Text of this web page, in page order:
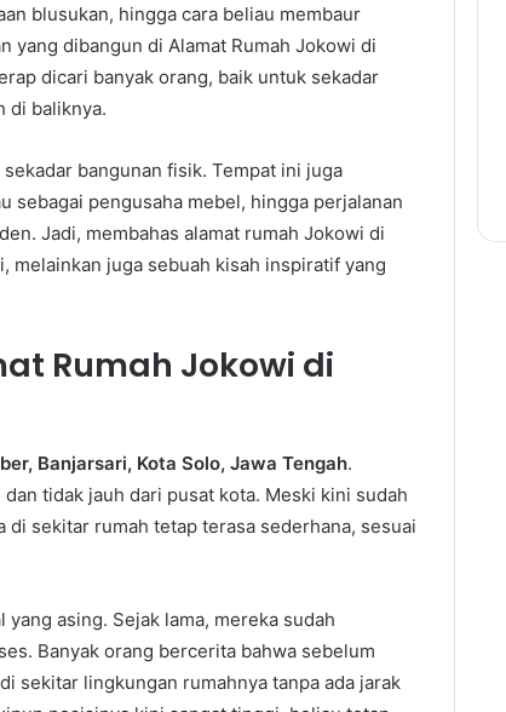
blusukan, hingga cara beliau membaur
yang dibangun di Alamat Rumah Jokowi di
dicari banyak orang, baik untuk sekadar
di baliknya.
bangunan fisik. Tempat ini juga
sebagai pengusaha mebel, hingga perjalanan
Jadi, membahas alamat rumah Jokowi di
melainkan juga sebuah kisah inspiratif yang
Rumah Jokowi di
Banjarsari, Kota Solo, Jawa Tengah.
tidak jauh dari pusat kota. Meski kini sudah
sekitar rumah tetap terasa sederhana, sesuai
asing. Sejak lama, mereka sudah
Banyak orang bercerita bahwa sebelum
sekitar lingkungan rumahnya tanpa ada jarak